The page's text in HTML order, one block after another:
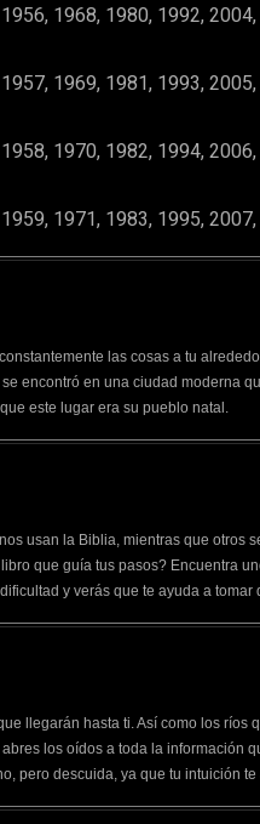
1968, 1980, 1992,
1969, 1981, 1993,
1970, 1982, 1994,
1971, 1983, 1995,
las cosas a tu
encontró en una ciudad moderna
este lugar era su pueblo natal.
usan la Biblia, mientras que otros
que guía tus pasos? Encuentra
y verás que te ayuda a tomar
llegarán hasta ti. Así como los ríos
los oídos a toda la información
pero descuida, ya que tu intuición